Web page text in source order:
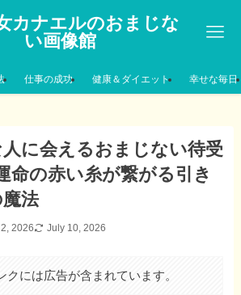
カナエルのおまじな
い画像館
仕事の成功 健康＆ダイエット 幸せな毎日
に会えるおまじない待受
命の赤い糸が繋がる引き
法
2026 July 10, 2026
クには広告が含まれています。